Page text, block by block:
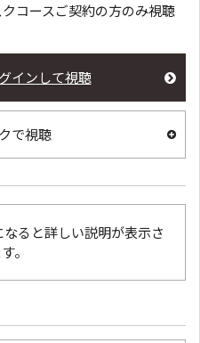
コースご契約の方のみ視聴
インして視聴
で視聴
ると詳しい説明が表示さ
。